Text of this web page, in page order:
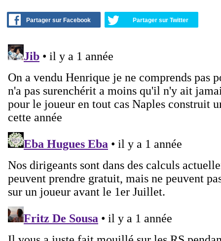
Partager sur Facebook Partager sur Twitter